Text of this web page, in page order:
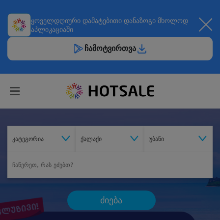
ყოველდღიური დამატებითი დანაზოგი მხოლოდ
აპლიკაციაში
ჩამოტვირთვა
კატეგორია ქალაქი უბანი
ძიება